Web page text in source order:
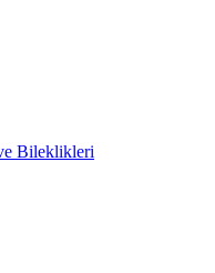
Bileklikleri